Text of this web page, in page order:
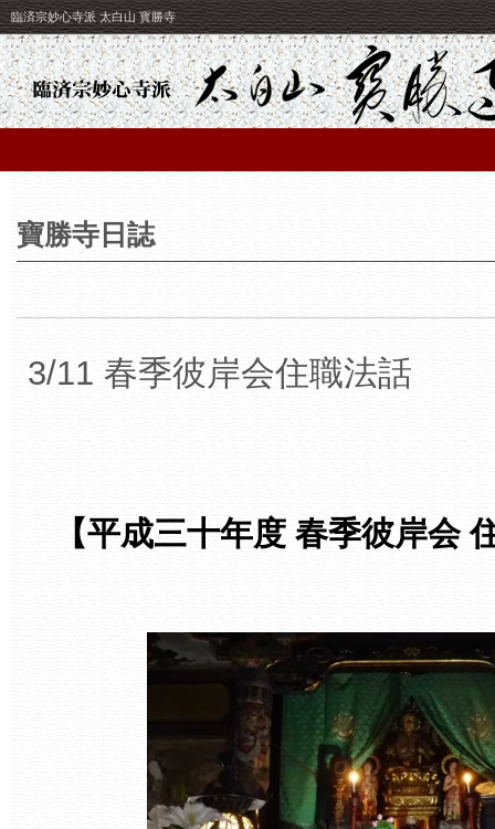
臨済宗妙心寺派 太白山 寳勝寺
寶勝寺日誌
3/11 春季彼岸会住職法話
【平成三十年度 春季彼岸会